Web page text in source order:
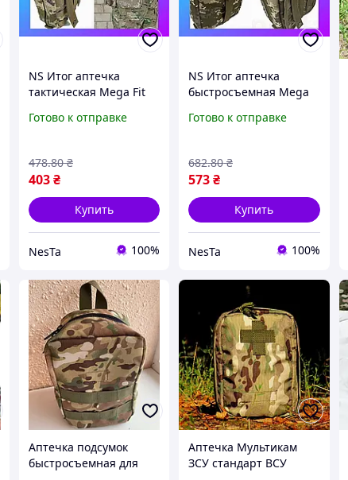
NS Итог аптечка
тактическая Mega Fit
MM-14 для РПС,
Nes22/Q
Готово к отправке
403₴
478.80 ₴
Купить
NesTa 100%
NS Итог аптечка
быстросъемная Mega
пиксель ВСУ MM-14
жиле Nes22/Q
Готово к отправке
573₴
682.80 ₴
Купить
NesTa 100%
Аптечка подсумок
быстросъемная для
Аптечка Мультикам
ЗСУ стандарт ВСУ